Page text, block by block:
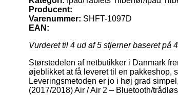
Producent:
Varenummer: SHFT-1097D
EAN:
Vurderet til 4 ud af 5 stjerner baseret på
Størstedelen af netbutikker i Danmark
øjeblikket at få leveret til en pakkeshop,
Leveringsmetoden er jo i høj grad
(2017/2018) Air / Air 2 – Bluetooth/